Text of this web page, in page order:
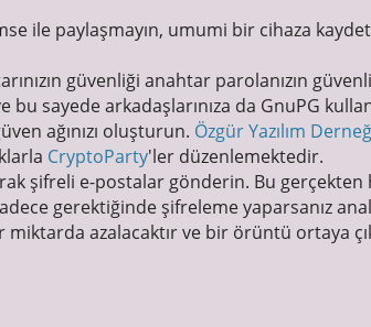
ile paylaşmayın, umumi bir cihaza
güvenliği anahtar parolanızın
bu sayede arkadaşlarınıza da GnuPG
ağınızı oluşturun. Özgür Yazılım
CryptoParty'ler düzenlemektedir.
şifreli e-postalar gönderin. Bu gerçekten
gerektiğinde şifreleme yaparsanız
miktarda azalacaktır ve bir örüntü ortaya